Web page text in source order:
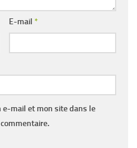
E-mail *
e-mail et mon site dans le